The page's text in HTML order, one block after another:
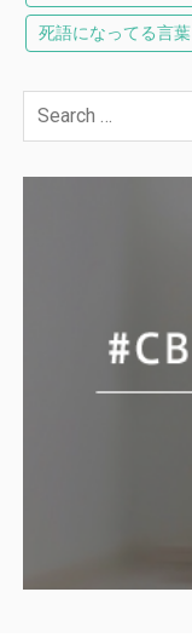
死語になってる言葉